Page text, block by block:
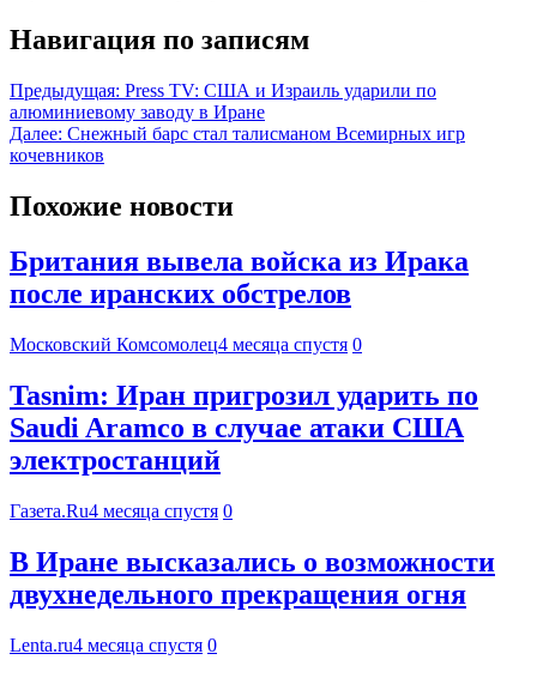
Навигация по записям
Предыдущая: Press TV: США и Израиль ударили по
алюминиевому заводу в Иране
Далее: Снежный барс стал талисманом Всемирных игр
кочевников
Похожие новости
Британия вывела войска из Ирака
после иранских обстрелов
Московский Комсомолец4 месяца спустя 0
Tasnim: Иран пригрозил ударить по
Saudi Aramco в случае атаки США
электростанций
Газета.Ru4 месяца спустя 0
В Иране высказались о возможности
двухнедельного прекращения огня
Lenta.ru4 месяца спустя 0